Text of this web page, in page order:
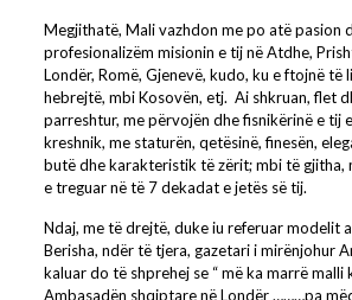
Megjithatë, Mali vazhdon me po atë pasion
profesionalizëm misionin e tij në Atdhe,
Londër, Romë, Gjenevë, kudo, ku e ftojnë të
hebrejtë, mbi Kosovën, etj. Ai shkruan, flet
parreshtur, me përvojën dhe fisnikërinë e tij
kreshnik, me staturën, qetësinë, finesën,
butë dhe karakteristik të zërit; mbi të gjitha,
e treguar në të 7 dekadat e jetës së tij.
Ndaj, me të drejtë, duke iu referuar modelit
Berisha, ndër të tjera, gazetari i mirënjohur
kaluar do të shprehej se “ më ka marrë malli
Ambasadën shqiptare në Londër ………pa